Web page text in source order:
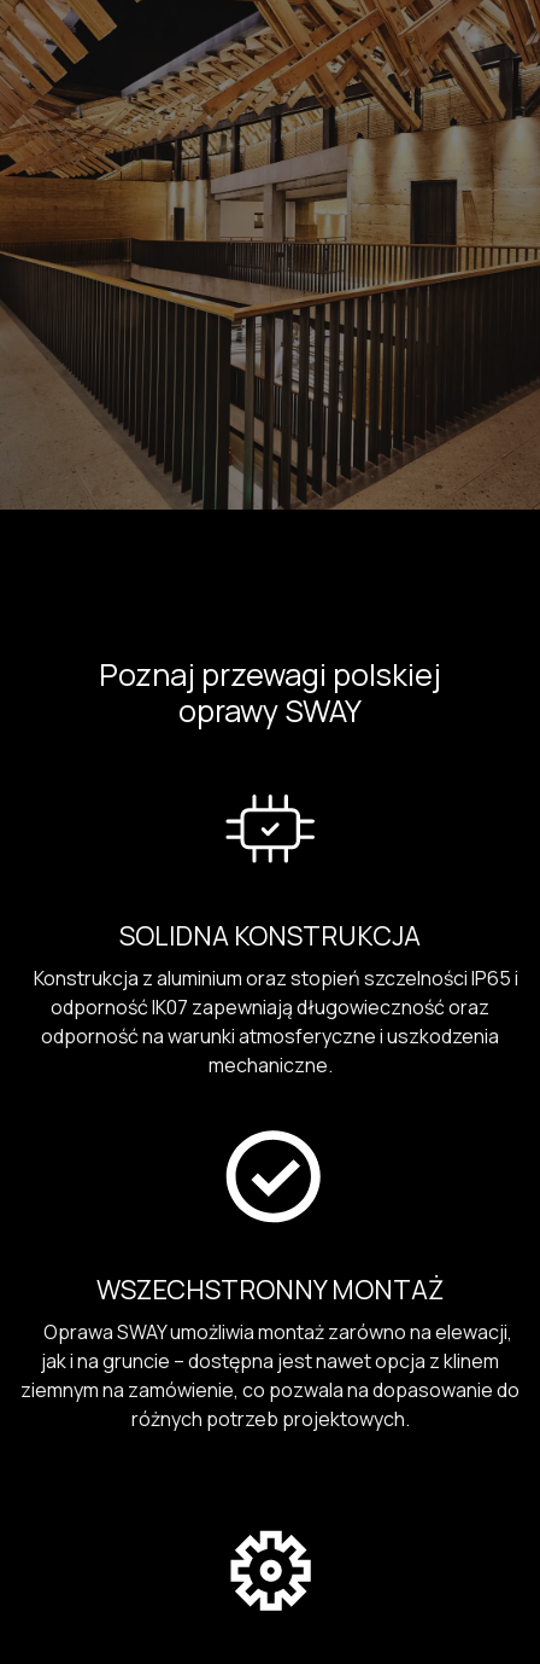
Poznaj przewagi polskiej
oprawy SWAY
SOLIDNA KONSTRUKCJA
Konstrukcja z aluminium oraz stopień szczelności IP65 i
odporność IK07 zapewniają długowieczność oraz
odporność na warunki atmosferyczne i uszkodzenia
mechaniczne.
WSZECHSTRONNY MONTAŻ
Oprawa SWAY umożliwia montaż zarówno na elewacji,
jak i na gruncie – dostępna jest nawet opcja z klinem
ziemnym na zamówienie, co pozwala na dopasowanie do
różnych potrzeb projektowych.